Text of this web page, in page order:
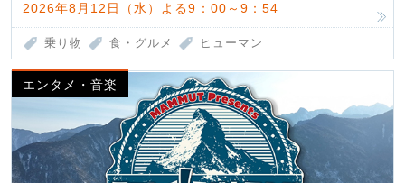
2026年8月12日（水）よる9：00～9：54
乗り物 食・グルメ ヒューマン
エンタメ・音楽